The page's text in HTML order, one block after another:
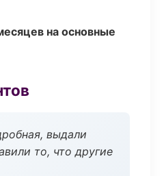
на основные
выдали
то, что другие